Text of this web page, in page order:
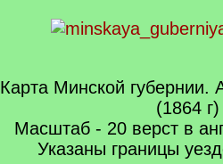
Карта Минской губернии.
(1864 г)
Масштаб - 20 верст в
Указаны границы